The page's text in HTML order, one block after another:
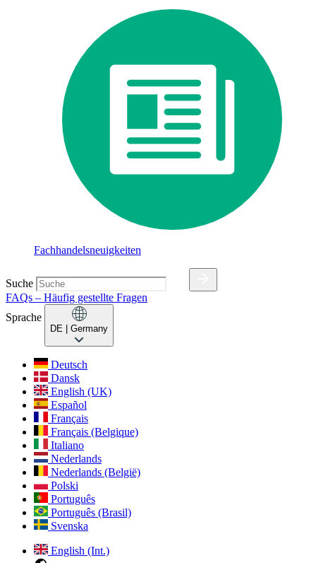
Fachhandelsneuigkeiten
Suche
FAQs – Häufig gestellte Fragen
Sprache
DE | Germany
Deutsch
Dansk
English (UK)
Español
Français
Français (Belgique)
Italiano
Nederlands
Nederlands (België)
Polski
Português
Português (Brasil)
Svenska
English (Int.)